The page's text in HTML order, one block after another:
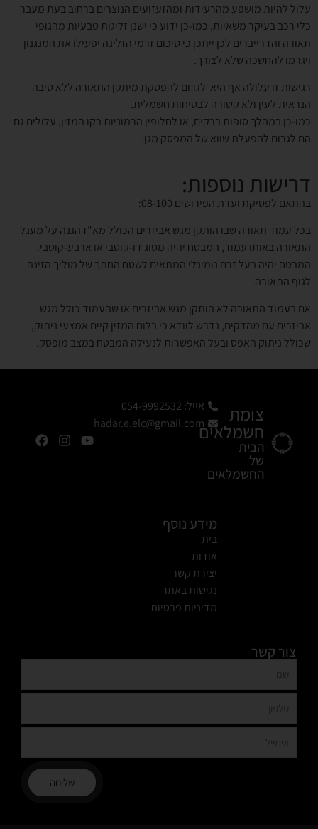
עלול להיות מושפע מהרעידות ומהזעזועים הנוצרים ברחוב בעת מעבר
כלי רכב בעיקר משאיות, כמו-כן ידוע כי ישנן זליגות טבעיות מהגופי
תאורה והדרייברים לכן ייתכן כי סיכום זרמי הזליגה יפעילו את המנגנון
ויגרמו להחשכה שלא לצורך.
רגישות זו עלולה אף היא לגרום להפסקת מיתקן התאורה ללא סיבה
הנראית לעין ולא קשורה לבטיחות חשמלית.
כמו-כן במהלך סופות ברקים, או לחלופין הרמוניות בקו המזין, עלולים גם
הם לגרום להפעלת שווא של המפסק מגן.
דרישות נוספות:
בהתאם לפסיקת ועדת הפירושים 08-100:
בכל עמוד תאורה שבו הותקן מגש אביזרים הכולל מא"ז הגנה על מעגל
התאורה באותו עמוד, המבטח יהיה מסוג דו-קוטבי או ארבע-קוטבי.
המבטח יהיה בעל זרם נומינלי המתאים לשטח החתך של מוליך הזינה
לגוף התאורה.
אם בעמוד התאורה לא הותקן מגש אביזרים או שהעמוד כולל מגש
אביזרים עם מהדקים, נדרש לוודא כי בלוח המזין קיים אמצעי ניתוק,
שכולל ניתוק האפס ובעל האפשרות לנעילה המבטח במצב מופסק.
צומת
חשמלאים
הבית
של
החשמלאים
אייל: 054-9992532
hadar.e.elc@gmail.com
מידע נוסף
בית
אודות
יצירת קשר
נגישות באתר
מדיניות פרטיות
צור קשר
שליחה